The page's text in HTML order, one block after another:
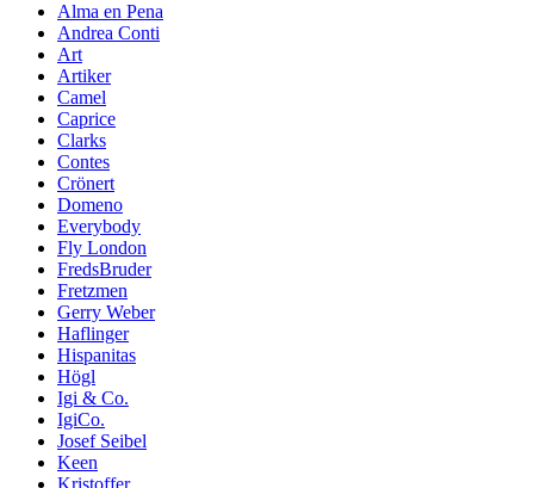
Alma en Pena
Andrea Conti
Art
Artiker
Camel
Caprice
Clarks
Contes
Crönert
Domeno
Everybody
Fly London
FredsBruder
Fretzmen
Gerry Weber
Haflinger
Hispanitas
Högl
Igi & Co.
IgiCo.
Josef Seibel
Keen
Kristoffer